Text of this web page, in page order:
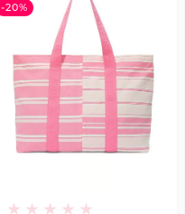
-20%